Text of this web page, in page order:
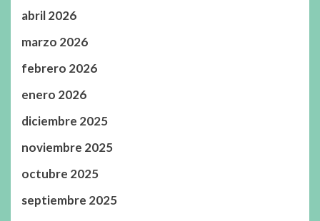
abril 2026
marzo 2026
febrero 2026
enero 2026
diciembre 2025
noviembre 2025
octubre 2025
septiembre 2025